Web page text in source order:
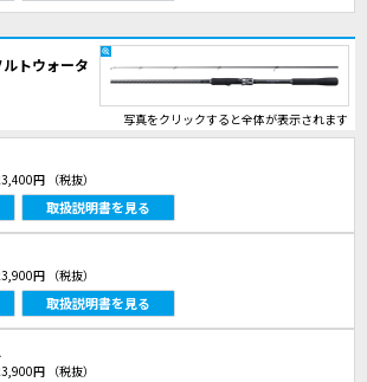
トウォータ
写真をクリックすると全体が表示されます
円 （税抜）
取扱説明書を見る
円 （税抜）
取扱説明書を見る
円 （税抜）